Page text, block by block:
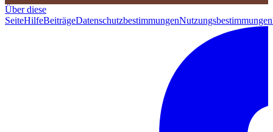
Über diese
SeiteHilfeBeiträgeDatenschutzbestimmungenNutzungsbestimmungen